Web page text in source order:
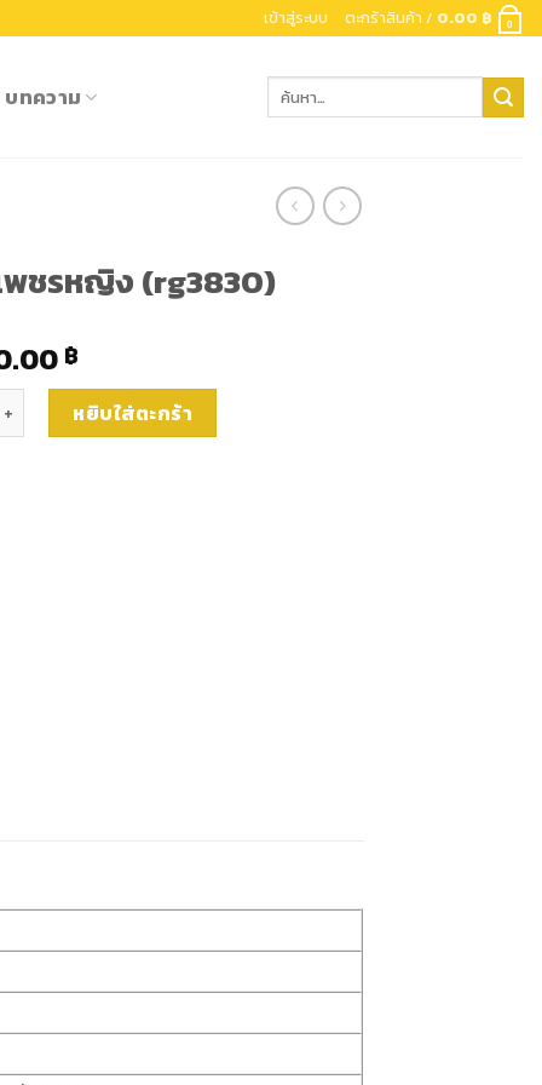
เข้าสู่ระบบ ตะกร้าสินค้า / 0.00 ฿ 0
บทความ ค้นหา:
พชรหญิง (rg3830)
฿
นเพชรหญิง (rg3830) ชิ้น
หยิบใส่ตะกร้า